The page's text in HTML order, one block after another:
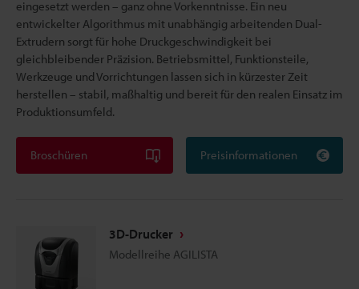
eingesetzt werden – ganz ohne Vorkenntnisse. Ein neu
entwickelter Algorithmus mit unabhängig arbeitenden Dual-
Extrudern sorgt für hohe Druckgeschwindigkeit bei
gleichbleibender Präzision. Betriebsmittel, Funktionsteile,
Werkzeuge und Vorrichtungen lassen sich in kürzester Zeit
herstellen – stabil, maßhaltig und bereit für den realen Einsatz im
Produktionsumfeld.
Broschüren Preisinformationen
3D-Drucker
Modellreihe AGILISTA